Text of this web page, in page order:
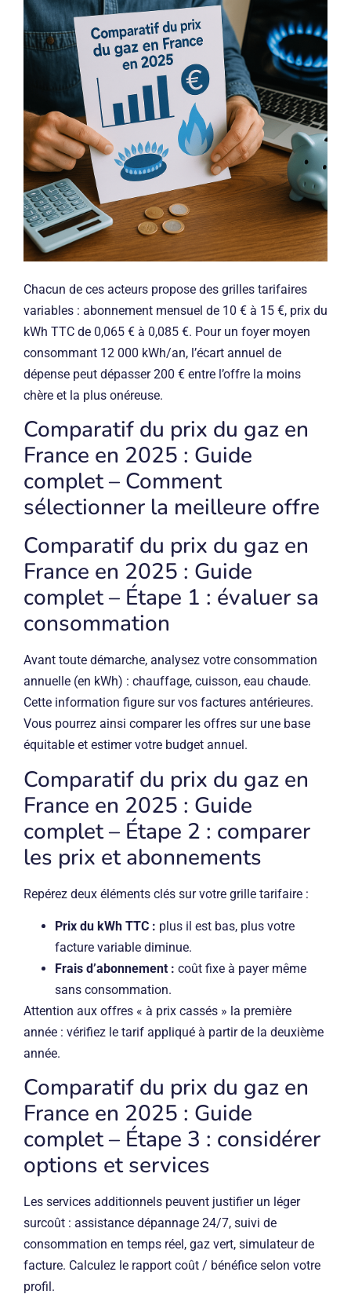
Chacun de ces acteurs propose des grilles tarifaires
variables : abonnement mensuel de 10 € à 15 €, prix du
kWh TTC de 0,065 € à 0,085 €. Pour un foyer moyen
consommant 12 000 kWh/an, l’écart annuel de
dépense peut dépasser 200 € entre l’offre la moins
chère et la plus onéreuse.
Comparatif du prix du gaz en
France en 2025 : Guide
complet – Comment
sélectionner la meilleure offre
Comparatif du prix du gaz en
France en 2025 : Guide
complet – Étape 1 : évaluer sa
consommation
Avant toute démarche, analysez votre consommation
annuelle (en kWh) : chauffage, cuisson, eau chaude.
Cette information figure sur vos factures antérieures.
Vous pourrez ainsi comparer les offres sur une base
équitable et estimer votre budget annuel.
Comparatif du prix du gaz en
France en 2025 : Guide
complet – Étape 2 : comparer
les prix et abonnements
Repérez deux éléments clés sur votre grille tarifaire :
Prix du kWh TTC : plus il est bas, plus votre
facture variable diminue.
Frais d’abonnement : coût fixe à payer même
sans consommation.
Attention aux offres « à prix cassés » la première
année : vérifiez le tarif appliqué à partir de la deuxième
année.
Comparatif du prix du gaz en
France en 2025 : Guide
complet – Étape 3 : considérer
options et services
Les services additionnels peuvent justifier un léger
surcoût : assistance dépannage 24/7, suivi de
consommation en temps réel, gaz vert, simulateur de
facture. Calculez le rapport coût / bénéfice selon votre
profil.